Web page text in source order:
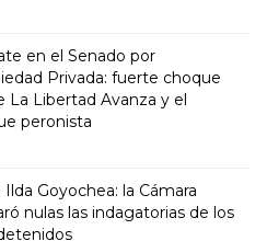
en el Senado por
Privada: fuerte choque
La Libertad Avanza y el
peronista
Ilda Goyochea: la Cámara
nulas las indagatorias de los